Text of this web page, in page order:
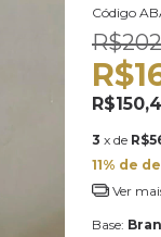
Código
3 x de
11% de
Ver
Base: